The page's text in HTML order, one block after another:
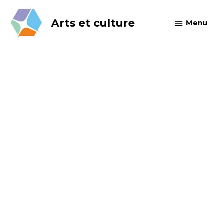
content
Arts et culture Menu